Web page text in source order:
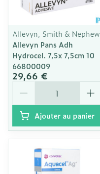
Allevyn, Smith & Nephew
Allevyn Pans Adh
Hydrocel. 7,5x 7,5cm 10
66800009
29,66 €
Ajouter au panier